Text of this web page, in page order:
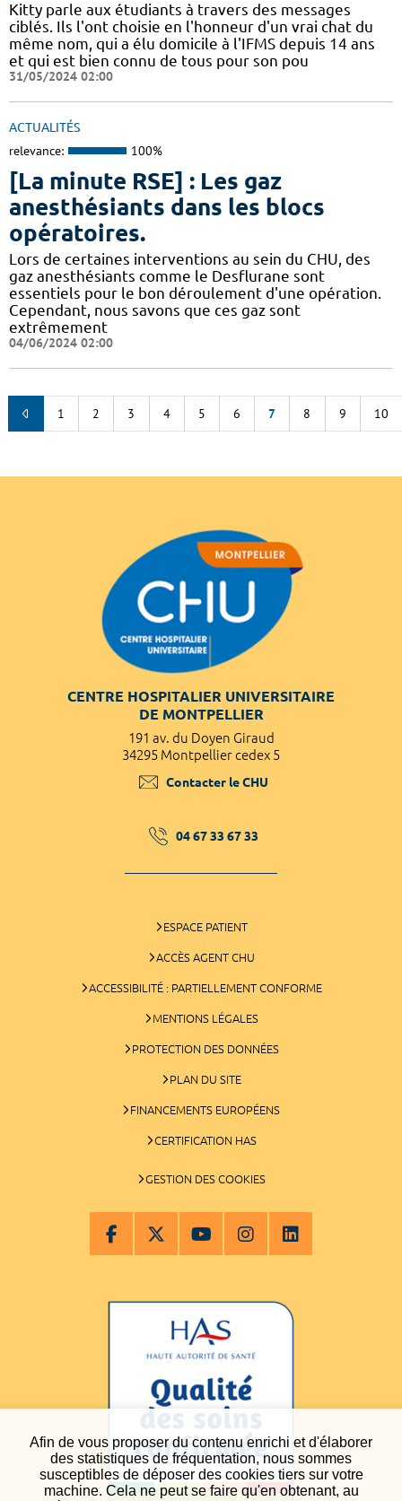
Afin de vous proposer du contenu enrichi et d'élaborer
des statistiques de fréquentation, nous sommes
susceptibles de déposer des cookies tiers sur votre
machine. Cela ne peut se faire qu'en obtenant, au
Kitty parle aux étudiants à travers des messages
ciblés. Ils l'ont choisie en l'honneur d'un vrai chat du
même nom, qui a élu domicile à l'IFMS depuis 14 ans
et qui est bien connu de tous pour son pou
31/05/2024 02:00
ACTUALITÉS
relevance: 100%
[La minute RSE] : Les gaz
anesthésiants dans les blocs
opératoires.
​​Lors de certaines interventions au sein du CHU, des
gaz anesthésiants comme le Desflurane sont
essentiels pour le bon déroulement d'une opération.
Cependant, nous savons que ces gaz sont
extrêmement
04/06/2024 02:00
1 2 3 4 5 6 7 8 9 10
CENTRE HOSPITALIER UNIVERSITAIRE
DE MONTPELLIER
191 av. du Doyen Giraud
34295 Montpellier cedex 5
Contacter le CHU
04 67 33 67 33
ESPACE PATIENT
ACCÈS AGENT CHU
ACCESSIBILITÉ : PARTIELLEMENT CONFORME
MENTIONS LÉGALES
PROTECTION DES DONNÉES
PLAN DU SITE
FINANCEMENTS EUROPÉENS
CERTIFICATION HAS
GESTION DES COOKIES